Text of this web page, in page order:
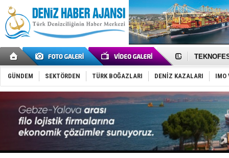
TAYK -
Tersane
İngiliz
FESCO,
DESE,
35 milyon
İnsansız
Yüzyıl
Anadolu
Derince,
GÜNDEM SEKTÖRDEN TÜRK BOĞAZLARI DENİZ KAZALARI IMO